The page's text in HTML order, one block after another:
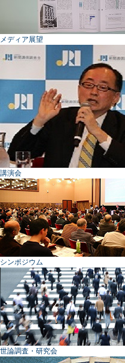
メディア展望
講演会
シンポジウム
世論調査・研究会